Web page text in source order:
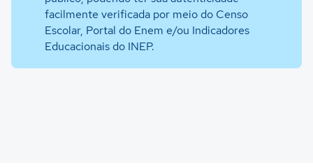
facilmente verificada por meio do Censo
Escolar, Portal do Enem e/ou Indicadores
Educacionais do INEP.